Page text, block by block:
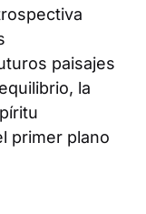
paisajes
la
primer plano